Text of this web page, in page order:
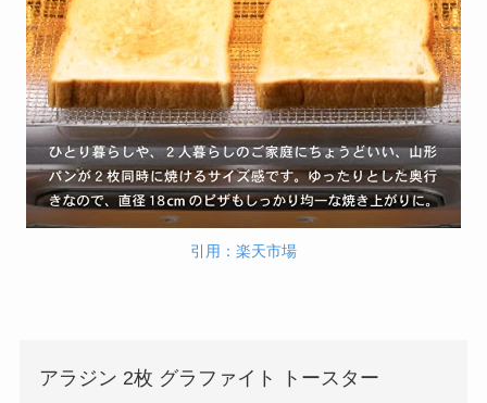
引用：楽天市場
アラジン 2枚 グラファイト トースター